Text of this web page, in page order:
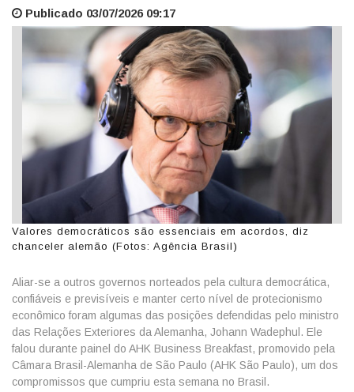
Publicado 03/07/2026 09:17
Valores democráticos são essenciais em acordos, diz
chanceler alemão (Fotos: Agência Brasil)
Aliar-se a outros governos norteados pela cultura democrática,
confiáveis e previsíveis e manter certo nível de protecionismo
econômico foram algumas das posições defendidas pelo ministro
das Relações Exteriores da Alemanha, Johann Wadephul. Ele
falou durante painel do AHK Business Breakfast, promovido pela
Câmara Brasil-Alemanha de São Paulo (AHK São Paulo), um dos
compromissos que cumpriu esta semana no Brasil.